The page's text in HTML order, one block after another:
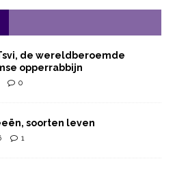
de wereldberoemde
opperrabbijn
0
soorten leven
1